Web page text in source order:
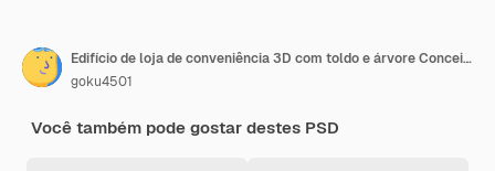
Edifício de loja de conveniência 3D com toldo e árvore Conceitos de compras on-line Arquitetura comercial mercado de varejo de rua exterior loja local Venda vitrine para pequenas empresas renderização em 3d
goku4501
Você também pode gostar destes PSD